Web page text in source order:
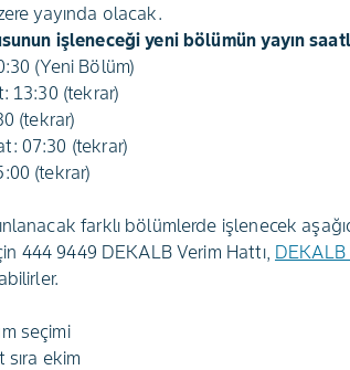
yayında olacak.
işleneceği yeni bölümün yayın
(Yeni Bölüm)
13:30 (tekrar)
(tekrar)
07:30 (tekrar)
(tekrar)
farklı bölümlerde işlenecek
444 9449 DEKALB Verim Hattı,
seçimi
sıra ekim